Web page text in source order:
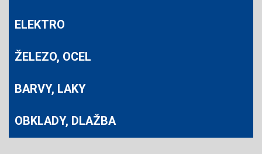
ELEKTRO
ŽELEZO, OCEL
BARVY, LAKY
OBKLADY, DLAŽBA